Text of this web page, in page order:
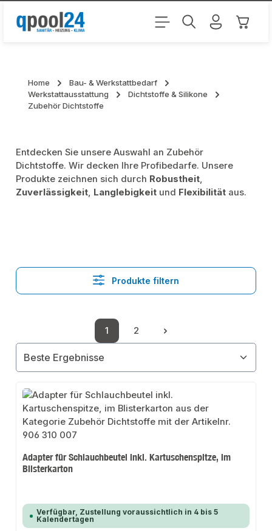
Zum Hauptinhalt springen
Home
Bau- & Werkstattbedarf
Werkstattausstattung
Dichtstoffe & Silikone
Zubehör Dichtstoffe
Entdecken Sie unsere Auswahl an Zubehör
Dichtstoffe. Wir decken Ihre Profibedarfe. Unsere
Produkte zeichnen sich durch Robustheit,
Zuverlässigkeit, Langlebigkeit und Flexibilität aus.
Produkte filtern
Seite
1
Seite
2
Adapter für Schlauchbeutel inkl. Kartuschenspitze, im
Blisterkarton
Verfügbar, Zustellung voraussichtlich in 4 bis 5
Kalendertagen